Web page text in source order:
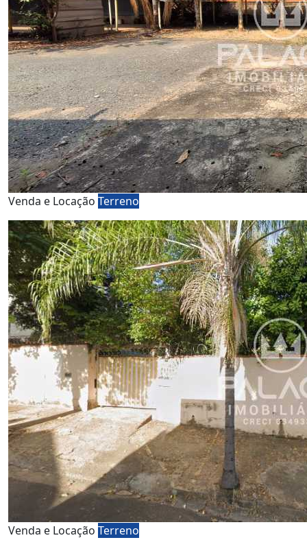
Venda e Locação Terreno
Venda e Locação Terreno